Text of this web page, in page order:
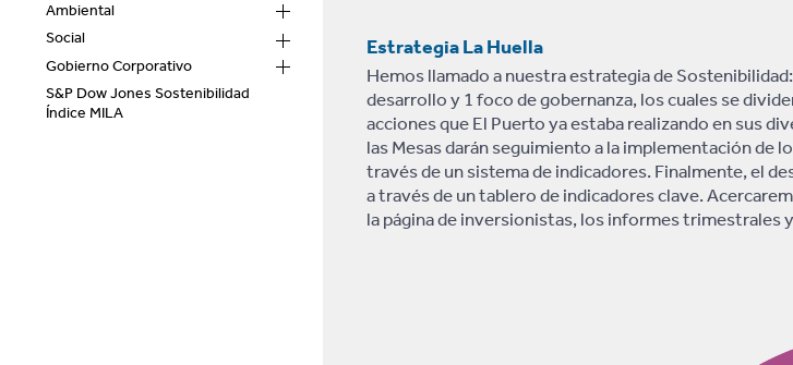
Ambiental
Social
Gobierno Corporativo
S&P Dow Jones Sostenibilidad
Índice MILA
Estrategia La Huella
Hemos llamado a nuestra estrategia de
desarrollo y 1 foco de gobernanza, los cuales se
acciones que El Puerto ya estaba realizando en sus
las Mesas darán seguimiento a la implementación de
través de un sistema de indicadores. Finalmente, el
a través de un tablero de indicadores clave.
la página de inversionistas, los informes trimestrales